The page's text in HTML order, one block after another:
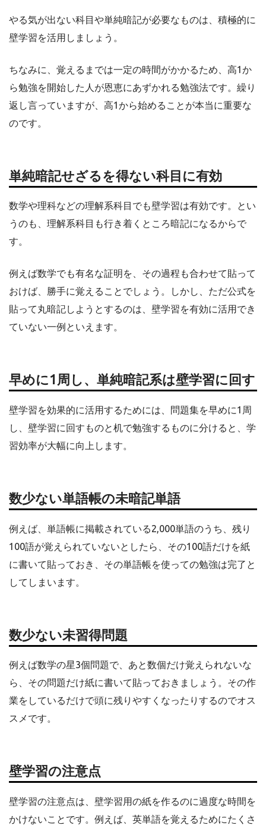
やる気が出ない科目や単純暗記が必要なものは、積極的に
壁学習を活用しましょう。
ちなみに、覚えるまでは一定の時間がかかるため、高1か
ら勉強を開始した人が恩恵にあずかれる勉強法です。繰り
返し言っていますが、高1から始めることが本当に重要な
のです。
単純暗記せざるを得ない科目に有効
数学や理科などの理解系科目でも壁学習は有効です。とい
うのも、理解系科目も行き着くところ暗記になるからで
す。
例えば数学でも有名な証明を、その過程も合わせて貼って
おけば、勝手に覚えることでしょう。しかし、ただ公式を
貼って丸暗記しようとするのは、壁学習を有効に活用でき
ていない一例といえます。
早めに1周し、単純暗記系は壁学習に回す
壁学習を効果的に活用するためには、問題集を早めに1周
し、壁学習に回すものと机で勉強するものに分けると、学
習効率が大幅に向上します。
数少ない単語帳の未暗記単語
例えば、単語帳に掲載されている2,000単語のうち、残り
100語が覚えられていないとしたら、その100語だけを紙
に書いて貼っておき、その単語帳を使っての勉強は完了と
してしまいます。
数少ない未習得問題
例えば数学の星3個問題で、あと数個だけ覚えられないな
ら、その問題だけ紙に書いて貼っておきましょう。その作
業をしているだけで頭に残りやすくなったりするのでオス
スメです。
壁学習の注意点
壁学習の注意点は、壁学習用の紙を作るのに過度な時間を
かけないことです。例えば、英単語を覚えるためにたくさ